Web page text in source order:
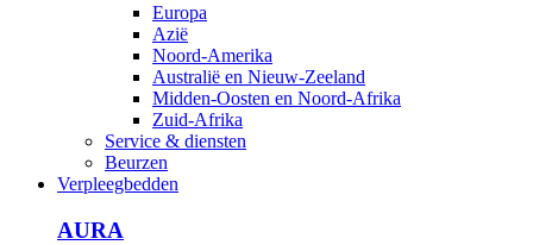
Europa
Azië
Noord-Amerika
Australië en Nieuw-Zeeland
Midden-Oosten en Noord-Afrika
Zuid-Afrika
Service & diensten
Beurzen
Verpleegbedden
AURA